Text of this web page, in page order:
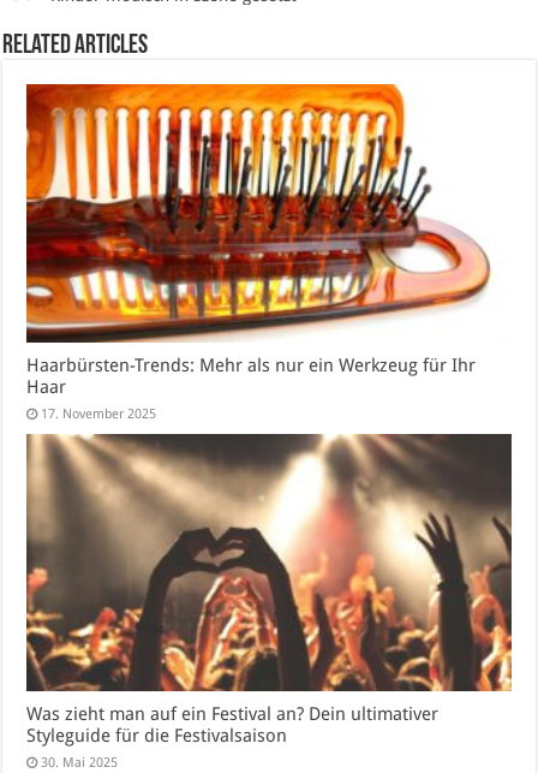
Related Articles
Haarbürsten-Trends: Mehr als nur ein Werkzeug für Ihr
Haar
17. November 2025
Was zieht man auf ein Festival an? Dein ultimativer
Styleguide für die Festivalsaison
30. Mai 2025